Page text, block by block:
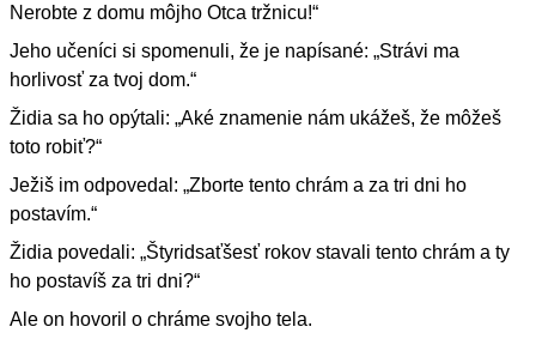
Nerobte z domu môjho Otca tržnicu!“
Jeho učeníci si spomenuli, že je napísané: „Strávi ma
horlivosť za tvoj dom.“
Židia sa ho opýtali: „Aké znamenie nám ukážeš, že môžeš
toto robiť?“
Ježiš im odpovedal: „Zborte tento chrám a za tri dni ho
postavím.“
Židia povedali: „Štyridsaťšesť rokov stavali tento chrám a ty
ho postavíš za tri dni?“
Ale on hovoril o chráme svojho tela.